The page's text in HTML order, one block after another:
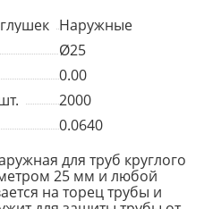
Наружные
Ø25
0.00
2000
0.0640
для труб круглого
25 мм и любой
на торец трубы и